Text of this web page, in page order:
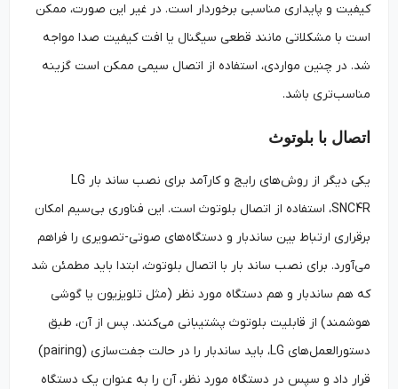
کیفیت و پایداری مناسبی برخوردار است. در غیر این صورت، ممکن
است با مشکلاتی مانند قطعی سیگنال یا افت کیفیت صدا مواجه
شد. در چنین مواردی، استفاده از اتصال سیمی ممکن است گزینه
مناسب‌تری باشد.
اتصال با بلوتوث
یکی دیگر از روش‌های رایج و کارآمد برای نصب ساند بار LG
SNC4R، استفاده از اتصال بلوتوث است. این فناوری بی‌سیم امکان
برقراری ارتباط بین ساندبار و دستگاه‌های صوتی-تصویری را فراهم
می‌آورد. برای نصب ساند بار با اتصال بلوتوث، ابتدا باید مطمئن شد
که هم ساندبار و هم دستگاه مورد نظر (مثل تلویزیون یا گوشی
هوشمند) از قابلیت بلوتوث پشتیبانی می‌کنند. پس از آن، طبق
دستورالعمل‌های LG، باید ساندبار را در حالت جفت‌سازی (pairing)
قرار داد و سپس در دستگاه مورد نظر، آن را به عنوان یک دستگاه